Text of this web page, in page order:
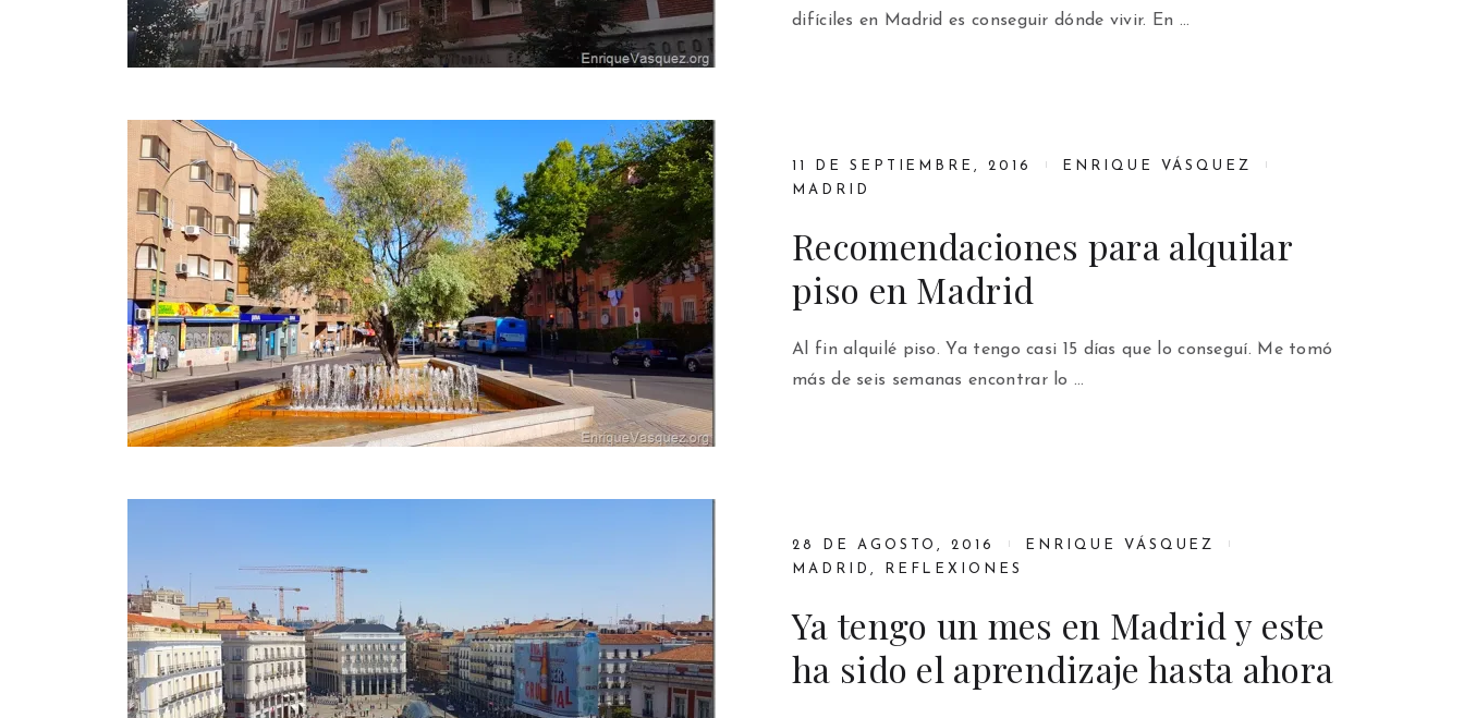
difíciles en Madrid es conseguir dónde vivir. En …
11 DE SEPTIEMBRE, 2016
ENRIQUE VÁSQUEZ
MADRID
Recomendaciones para alquilar
piso en Madrid
Al fin alquilé piso. Ya tengo casi 15 días que lo conseguí. Me tomó
más de seis semanas encontrar lo …
28 DE AGOSTO, 2016
ENRIQUE VÁSQUEZ
MADRID , REFLEXIONES
Ya tengo un mes en Madrid y este
ha sido el aprendizaje hasta ahora